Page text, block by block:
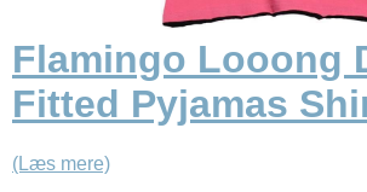
Flamingo Looong
Fitted Pyjamas
(Læs mere)